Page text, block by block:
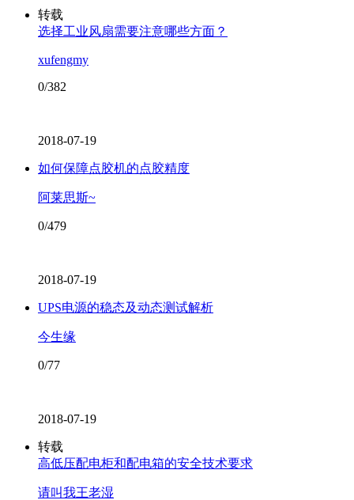
转载
选择工业风扇需要注意哪些方面？
xufengmy
0/382
2018-07-19
如何保障点胶机的点胶精度
阿莱思斯~
0/479
2018-07-19
UPS电源的稳态及动态测试解析
今生缘
0/77
2018-07-19
转载
高低压配电柜和配电箱的安全技术要求
请叫我王老湿